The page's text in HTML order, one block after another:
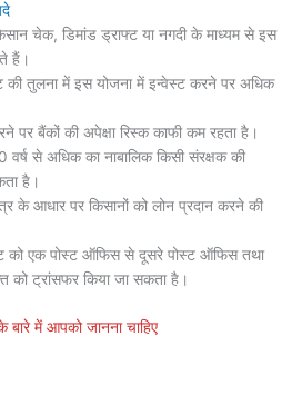
चेक, डिमांड ड्राफ्ट या नगदी के माध्यम से इस
हैं।
की तुलना में इस योजना में इन्वेस्ट करने पर अधिक
पर बैंकों की अपेक्षा रिस्क काफी कम रहता है।
से अधिक का नाबालिक किसी संरक्षक की
है।
के आधार पर किसानों को लोन प्रदान करने की
को एक पोस्ट ऑफिस से दूसरे पोस्ट ऑफिस तथा
को ट्रांसफर किया जा सकता है।
में आपको जानना चाहिए